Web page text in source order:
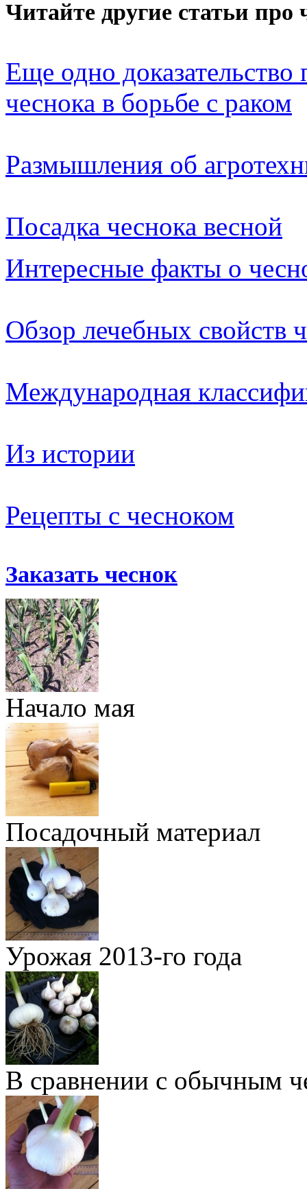
Читайте другие статьи про
Еще одно
чеснока в борьбе с раком
Размышления об
Посадка чеснока весной
Интересные факты о
Обзор лечебных свойств
Международная
Из истории
Рецепты с чесноком
Заказать чеснок
Начало мая
Посадочный материал
Урожая 2013-го года
В сравнении с обычным